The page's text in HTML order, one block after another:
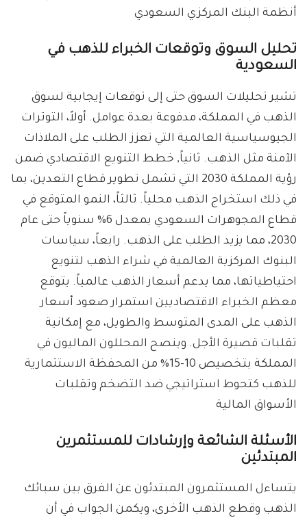
أنظمة البنك المركزي السعودي
تحليل السوق وتوقعات الخبراء للذهب في
السعودية
تشير تحليلات السوق حتى إلى توقعات إيجابية لسوق
الذهب في المملكة، مدفوعة بعدة عوامل. أولاً، التوترات
الجيوسياسية العالمية التي تعزز الطلب على الملاذات
الآمنة مثل الذهب. ثانياً, خطط التنويع الاقتصادي ضمن
رؤية المملكة 2030 التي تشمل تطوير قطاع التعدين، بما
في ذلك استخراج الذهب محلياً. ثالثاً، النمو المتوقع في
قطاع المجوهرات السعودي بمعدل 6% سنوياً حتى عام
2030، مما يزيد الطلب على الذهب. رابعاً، سياسات
البنوك المركزية العالمية في شراء الذهب لتنويع
احتياطياتها، مما يدعم أسعار الذهب عالمياً. يتوقع
معظم الخبراء الاقتصاديين استمرار صعود أسعار
الذهب على المدى المتوسط والطويل، مع إمكانية
تقلبات قصيرة الأجل. وينصح المحللون الماليون في
المملكة بتخصيص 10-15% من المحفظة الاستثمارية
للذهب كتحوط استراتيجي ضد التضخم وتقلبات
الأسواق المالية
الأسئلة الشائعة وإرشادات للمستثمرين
المبتدئين
يتساءل المستثمرون المبتدئون عن الفرق بين سبائك
الذهب وقطع الذهب الأخرى، ويكمن الجواب في أن